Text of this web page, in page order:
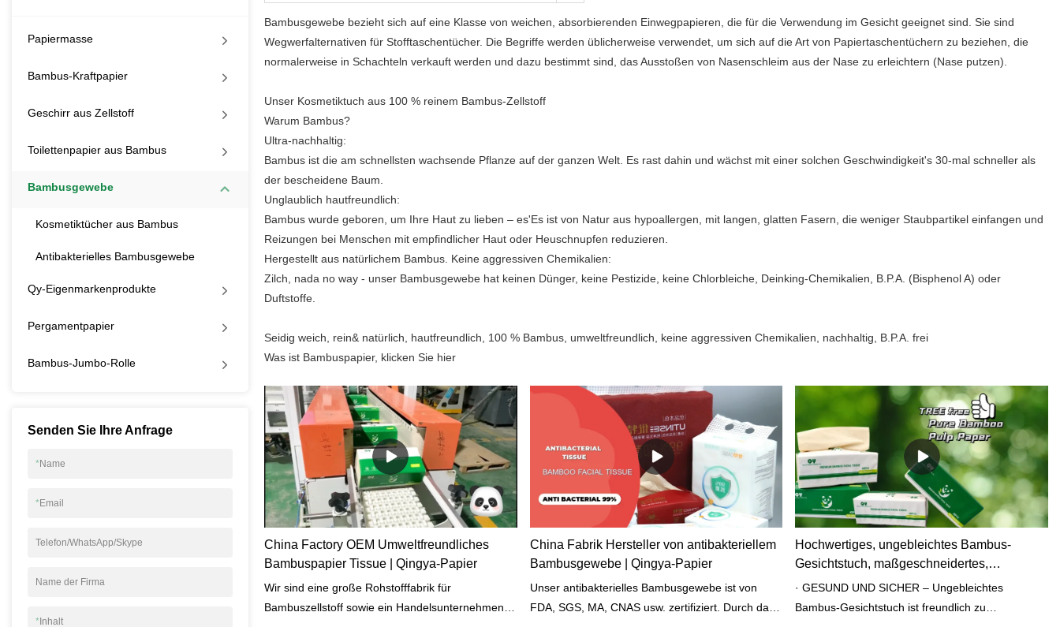
Papiermasse
Bambus-Kraftpapier
Geschirr aus Zellstoff
Toilettenpapier aus Bambus
Bambusgewebe
Kosmetiktücher aus Bambus
Antibakterielles Bambusgewebe
Qy-Eigenmarkenprodukte
Pergamentpapier
Bambus-Jumbo-Rolle
Senden Sie Ihre Anfrage
*Name
*Email
Telefon/WhatsApp/Skype
Name der Firma
*Inhalt
Bambusgewebe bezieht sich auf eine Klasse von weichen, absorbierenden Einwegpapieren, die für die Verwendung im Gesicht geeignet sind. Sie sind
Wegwerfalternativen für Stofftaschentücher. Die Begriffe werden üblicherweise verwendet, um sich auf die Art von Papiertaschentüchern zu beziehen, die
normalerweise in Schachteln verkauft werden und dazu bestimmt sind, das Ausstoßen von Nasenschleim aus der Nase zu erleichtern (Nase putzen).
Unser Kosmetiktuch aus 100 % reinem Bambus-Zellstoff
Warum Bambus?
Ultra-nachhaltig:
Bambus ist die am schnellsten wachsende Pflanze auf der ganzen Welt. Es rast dahin und wächst mit einer solchen Geschwindigkeit's 30-mal schneller als
der bescheidene Baum.
Unglaublich hautfreundlich:
Bambus wurde geboren, um Ihre Haut zu lieben – es'Es ist von Natur aus hypoallergen, mit langen, glatten Fasern, die weniger Staubpartikel einfangen und
Reizungen bei Menschen mit empfindlicher Haut oder Heuschnupfen reduzieren.
Hergestellt aus natürlichem Bambus. Keine aggressiven Chemikalien:
Zilch, nada no way - unser Bambusgewebe hat keinen Dünger, keine Pestizide, keine Chlorbleiche, Deinking-Chemikalien, B.P.A. (Bisphenol A) oder
Duftstoffe.
Seidig weich, rein& natürlich, hautfreundlich, 100 % Bambus, umweltfreundlich, keine aggressiven Chemikalien, nachhaltig, B.P.A. frei
Was ist Bambuspapier, klicken Sie hier
China Factory OEM Umweltfreundliches
Bambuspapier Tissue | Qingya-Papier
Wir sind eine große Rohstofffabrik für
Bambuszellstoff sowie ein Handelsunternehmen in
China Fabrik Hersteller von antibakteriellem
Bambusgewebe | Qingya-Papier
Unser antibakterielles Bambusgewebe ist von
FDA, SGS, MA, CNAS usw. zertifiziert. Durch das
Hochwertiges, ungebleichtes Bambus-
Gesichtstuch, maßgeschneidertes,
biologisch abbaubares Kosmetiktuch
· GESUND UND SICHER – Ungebleichtes
Bambus-Gesichtstuch ist freundlich zu